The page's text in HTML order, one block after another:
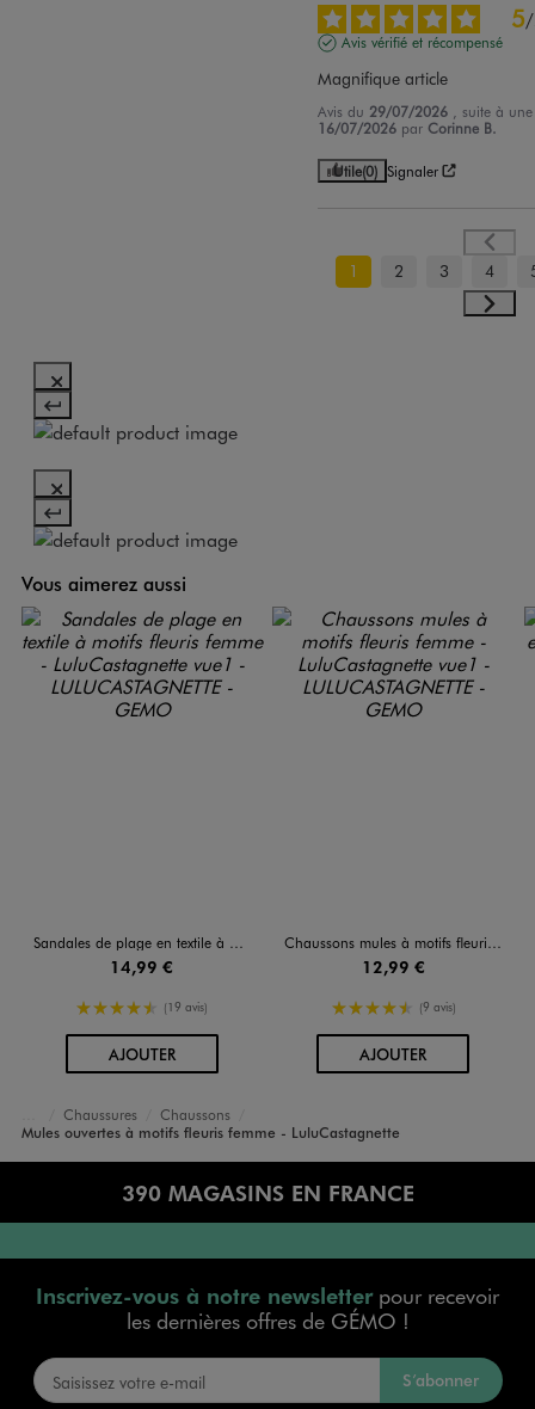
5/
Avis vérifié et récompensé
Magnifique article
Avis du 29/07/2026
, suite à
16/07/2026 parCorinne B.
Utile(0) Signaler
1 2 3 4
Vous aimerez aussi
Sandales de plage en textile à motifs fleuris femme - LuluCastagnette
14,99 €
4.5/5 de moyenne
(19 avis)
AJOUTERAU PANIER
Chaussons mules à motifs fleuris femme - LuluCastagnette
12,99 €
4.5/5 de moyenne
(9 avis)
AJOUTERAU PANIER
Accueil
Femme
Chaussures
Chaussons
Mules ouvertes à motifs fleuris femme - LuluCastagnette
390 MAGASINS EN FRANCE
Inscrivez-vous à notre newsletterpour recevoir
les dernières offres de GÉMO !
S’abonner